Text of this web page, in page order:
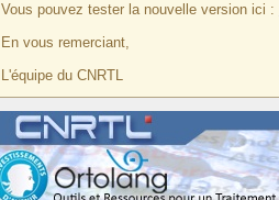
Vous pouvez tester la nouvelle version ici :
En vous remerciant,
L'équipe du CNRTL